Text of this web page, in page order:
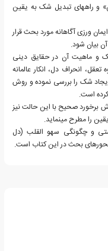
و راههای تبدیل شک به یقین
ورزی آگاهانه مورد بحث قرار
بیان شود.
و ماهیت آن در حقایق دینی
انحراف دل، انکار عالمانه
شک را بررسی نموده و روش
است.
صحیح با این حالت نیز
را مطرح مینماید.
و چگونگی سهو القلب (دل
محورهای بحث در این کتاب است.